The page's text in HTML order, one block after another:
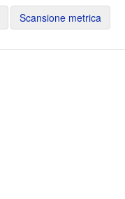
Scansione metrica